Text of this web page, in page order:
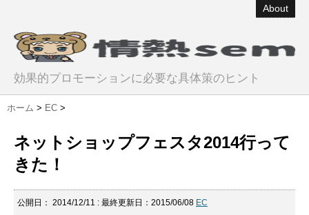
About
効果的プロモーションに必要な具体策のヒント
ホーム > EC >
ネットショップフェスタ2014行って
きた！
公開日： 2014/12/11 : 最終更新日：2015/06/08 EC